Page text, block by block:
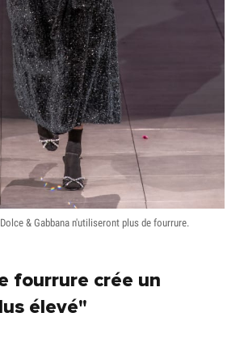
& Gabbana n'utiliseront plus de fourrure.
fourrure crée un
élevé"